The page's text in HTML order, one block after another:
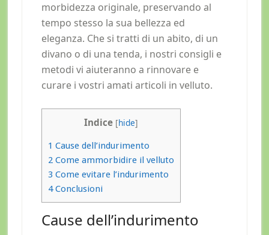
morbidezza originale, preservando al
tempo stesso la sua bellezza ed
eleganza. Che si tratti di un abito, di un
divano o di una tenda, i nostri consigli e
metodi vi aiuteranno a rinnovare e
curare i vostri amati articoli in velluto.
Indice [hide]
1 Cause dell’indurimento
2Come ammorbidire il velluto
3 Come evitare l’indurimento
4Conclusioni
Cause dell’indurimento